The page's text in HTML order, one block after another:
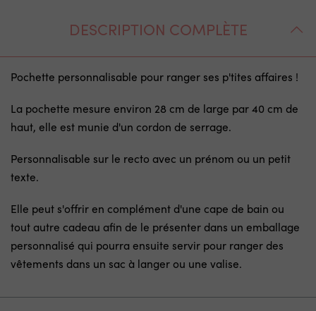
DESCRIPTION COMPLÈTE
Pochette personnalisable pour ranger ses p'tites affaires !
La pochette mesure environ 28 cm de large par 40 cm de
haut, elle est munie d'un cordon de serrage.
Personnalisable sur le recto avec un prénom ou un petit
texte.
Elle peut s'offrir en complément d'une cape de bain ou
tout autre cadeau afin de le présenter dans un emballage
personnalisé qui pourra ensuite servir pour ranger des
vêtements dans un sac à langer ou une valise.